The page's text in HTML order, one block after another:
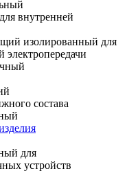
внутренней
изолированный для
состава
для
устройств